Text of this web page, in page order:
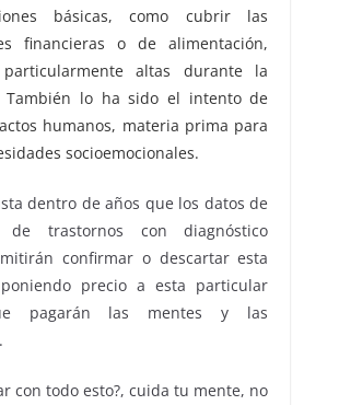
básicas, como cubrir las
financieras o de alimentación,
altas durante la
También lo ha sido el intento de
humanos, materia prima para
socioemocionales.
dentro de años que los datos de
de trastornos con diagnóstico
confirmar o descartar esta
precio a esta particular
pagarán las mentes y las
con todo esto?, cuida tu mente, no